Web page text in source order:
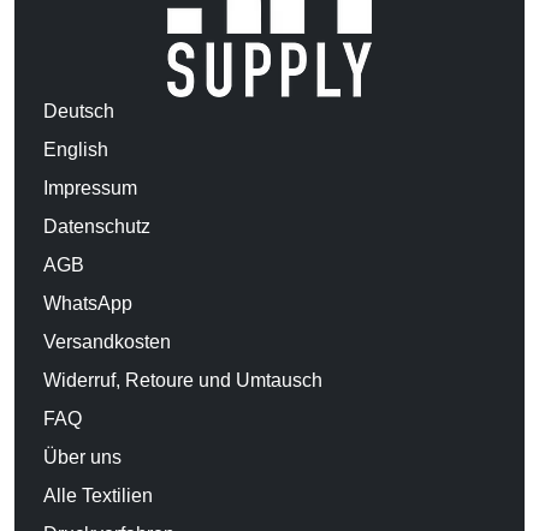
Deutsch
English
Impressum
Datenschutz
AGB
WhatsApp
Versandkosten
Widerruf, Retoure und Umtausch
FAQ
Über uns
Alle Textilien